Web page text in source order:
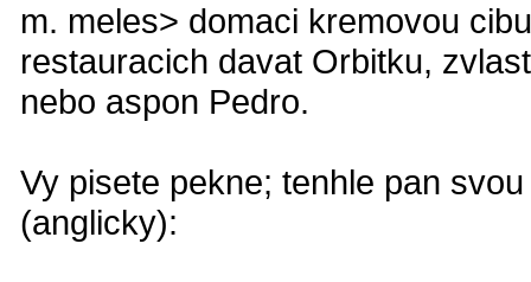
m. meles> domaci kremovou
restauracich davat Orbitku,
nebo aspon Pedro.
Vy pisete pekne; tenhle pan
(anglicky):